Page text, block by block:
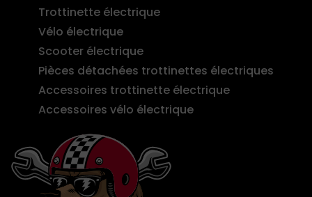
Trottinette électrique
Vélo électrique
Scooter électrique
Pièces détachées trottinettes électriques
Accessoires trottinette électrique
Accessoires vélo électrique